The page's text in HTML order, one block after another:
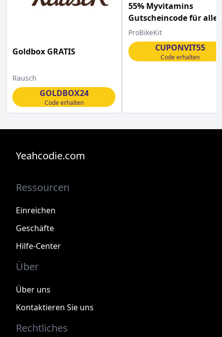
Goldbox GRATIS
Rausch
GOLDBOX24
Code erhalten
55% Myvitamins
Gutscheincode für alles
im Shop
ProBikeKit
CUPONVIT55
Code erhalten
Yeahcodie.com
Ressourcen
Einreichen
Geschäfte
Hilfe-Center
Über
Über uns
Kontaktieren Sie uns
Rechtliches